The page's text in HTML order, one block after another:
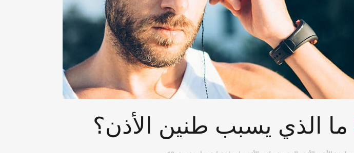
ما الذي يسبب طنين الأذن؟